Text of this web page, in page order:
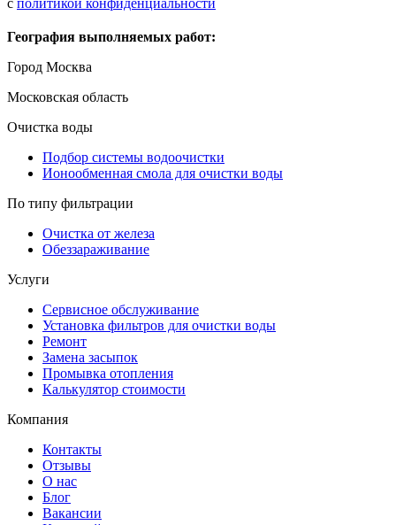
с политикой конфиденциальности
География выполняемых работ:
Город Москва
Московская область
Очистка воды
Подбор системы водоочистки
Ионообменная смола для очистки воды
По типу фильтрации
Очистка от железа
Обеззараживание
Услуги
Сервисное обслуживание
Установка фильтров для очистки воды
Ремонт
Замена засыпок
Промывка отопления
Калькулятор стоимости
Компания
Контакты
Отзывы
О нас
Блог
Вакансии